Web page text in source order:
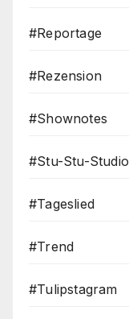
#Reportage
#Rezension
#Shownotes
#Stu-Stu-Studio
#Tageslied
#Trend
#Tulipstagram